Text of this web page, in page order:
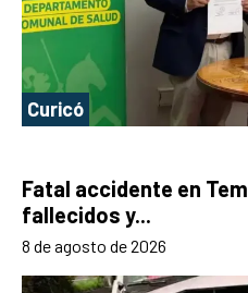
Curicó
Fatal accidente en
fallecidos y...
8 de agosto de 2026